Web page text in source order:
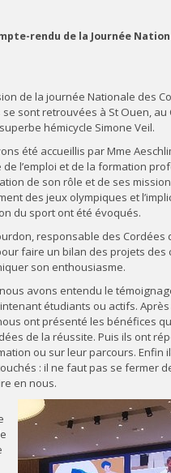
rendu de la Journée
de la journée Nationale des
se sont retrouvées à St Ouen, au
hémicycle Simone Veil.
été accueillis par Mme
de l’emploi et de la formation
de son rôle et de ses
des jeux olympiques et
du sport ont été évoqués.
responsable des Cordées
faire un bilan des projets des
son enthousiasme.
avons entendu le
étudiants ou actifs.
ont présenté les bénéfices
de la réussite. Puis ils ont
ou sur leur parcours. Enfin
: il ne faut pas se fermer
en nous.